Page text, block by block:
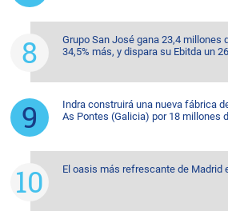
Grupo San José gana 23,4 millones
34,5% más, y dispara su Ebitda un
Indra construirá una nueva fábrica
As Pontes (Galicia) por 18 millones
El oasis más refrescante de Madrid